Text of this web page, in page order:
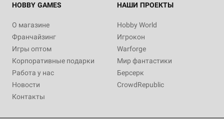
HOBBY GAMES
О магазине
Франчайзинг
Игры оптом
Корпоративные подарки
Работа у нас
Новости
Контакты
НАШИ ПРОЕКТЫ
Hobby World
Игрокон
Warforge
Мир фантастики
Берсерк
CrowdRepublic